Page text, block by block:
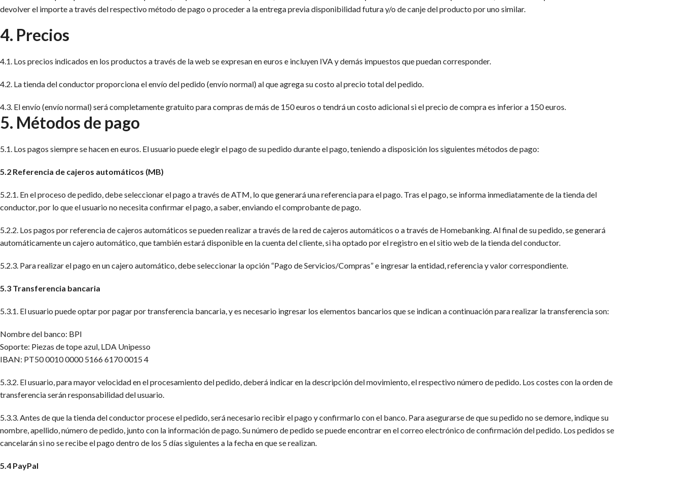
devolver el importe a través del respectivo método de pago o proceder a la entrega previa disponibilidad futura y/o de canje del producto por uno similar.
4. Precios
4.1. Los precios indicados en los productos a través de la web se expresan en euros e incluyen IVA y demás impuestos que puedan corresponder.
4.2. La tienda del conductor proporciona el envío del pedido (envío normal) al que agrega su costo al precio total del pedido.
4.3. El envío (envío normal) será completamente gratuito para compras de más de 150 euros o tendrá un costo adicional si el precio de compra es inferior a 150 euros.
5. Métodos de pago
5.1. Los pagos siempre se hacen en euros. El usuario puede elegir el pago de su pedido durante el pago, teniendo a disposición los siguientes métodos de pago:
5.2 Referencia de cajeros automáticos (MB)
5.2.1. En el proceso de pedido, debe seleccionar el pago a través de ATM, lo que generará una referencia para el pago. Tras el pago, se informa inmediatamente de la tienda del
conductor, por lo que el usuario no necesita confirmar el pago, a saber, enviando el comprobante de pago.
5.2.2. Los pagos por referencia de cajeros automáticos se pueden realizar a través de la red de cajeros automáticos o a través de Homebanking. Al final de su pedido, se generará
automáticamente un cajero automático, que también estará disponible en la cuenta del cliente, si ha optado por el registro en el sitio web de la tienda del conductor.
5.2.3. Para realizar el pago en un cajero automático, debe seleccionar la opción “Pago de Servicios/Compras” e ingresar la entidad, referencia y valor correspondiente.
5.3 Transferencia bancaria
5.3.1. El usuario puede optar por pagar por transferencia bancaria, y es necesario ingresar los elementos bancarios que se indican a continuación para realizar la transferencia son:
Nombre del banco: BPI
Soporte: Piezas de tope azul, LDA Unipesso
IBAN: PT50 0010 0000 5166 6170 0015 4
5.3.2. El usuario, para mayor velocidad en el procesamiento del pedido, deberá indicar en la descripción del movimiento, el respectivo número de pedido. Los costes con la orden de
transferencia serán responsabilidad del usuario.
5.3.3. Antes de que la tienda del conductor procese el pedido, será necesario recibir el pago y confirmarlo con el banco. Para asegurarse de que su pedido no se demore, indique su
nombre, apellido, número de pedido, junto con la información de pago. Su número de pedido se puede encontrar en el correo electrónico de confirmación del pedido. Los pedidos se
cancelarán si no se recibe el pago dentro de los 5 días siguientes a la fecha en que se realizan.
5.4 PayPal